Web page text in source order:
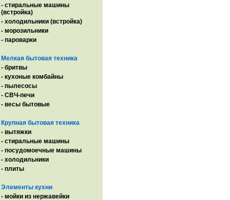
- стиральные машины
(встройка)
- холодильники (встройка)
- морозильники
- пароварки
.
Мелкая бытовая техника
- бритвы
- кухоные комбайны
- пылесосы
- СВЧ-печи
- весы бытовые
.
Крупная бытовая техника
- вытяжки
- стиральные машины
- посудомоечные машины
- холодильники
- плиты
.
Элементы кухни
- мойки из нержавейки